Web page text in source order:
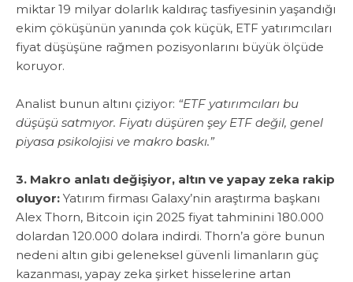
miktar 19 milyar dolarlık kaldıraç tasfiyesinin yaşandığı
ekim çöküşünün yanında çok küçük, ETF yatırımcıları
fiyat düşüşüne rağmen pozisyonlarını büyük ölçüde
koruyor.
‎Analist bunun altını çiziyor: “ETF yatırımcıları bu
düşüşü satmıyor. Fiyatı düşüren şey ETF değil, genel
piyasa psikolojisi ve makro baskı.”
3. Makro anlatı değişiyor, altın ve yapay zeka rakip
oluyor: Yatırım firması Galaxy’nin araştırma başkanı
Alex Thorn, Bitcoin için 2025 fiyat tahminini 180.000
dolardan 120.000 dolara indirdi. Thorn’a göre bunun
nedeni altın gibi geleneksel güvenli limanların güç
kazanması, yapay zeka şirket hisselerine artan